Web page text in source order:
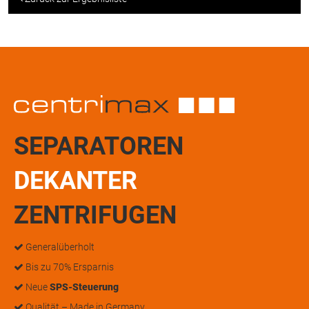
SEPARATOREN
DEKANTER
ZENTRIFUGEN
Generalüberholt
Bis zu 70% Ersparnis
NeueSPS-Steuerung
Qualität – Made in Germany